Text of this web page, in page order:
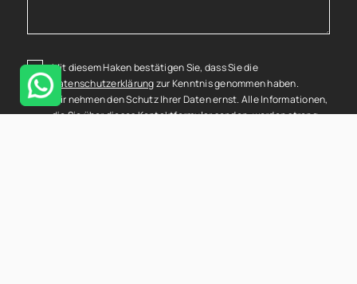
Mit diesem Haken bestätigen Sie, dass Sie die
Datenschutzerklärungzur Kenntnis genommen haben.
Wir nehmen den Schutz Ihrer Daten ernst. Alle Informationen,
die Sie über dieses Kontaktformular senden, werden streng